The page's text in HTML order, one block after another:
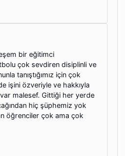
bir eğitimci
çok sevdiren disiplinli ve
tanıştığımız için çok
işini özveriyle ve hakkıyla
malesef. Gittiği her yerde
hiç şüphemiz yok
öğrenciler çok ama çok